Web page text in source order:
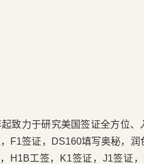
致力于研究美国签证全方位
F1签证，DS160填写奥秘，
H1B工签，K1签证，J1签证